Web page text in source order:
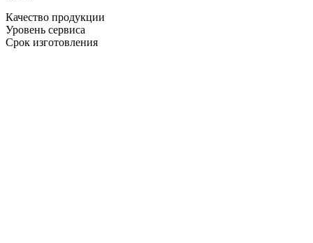
Качество продукции
Уровень сервиса
Срок изготовления